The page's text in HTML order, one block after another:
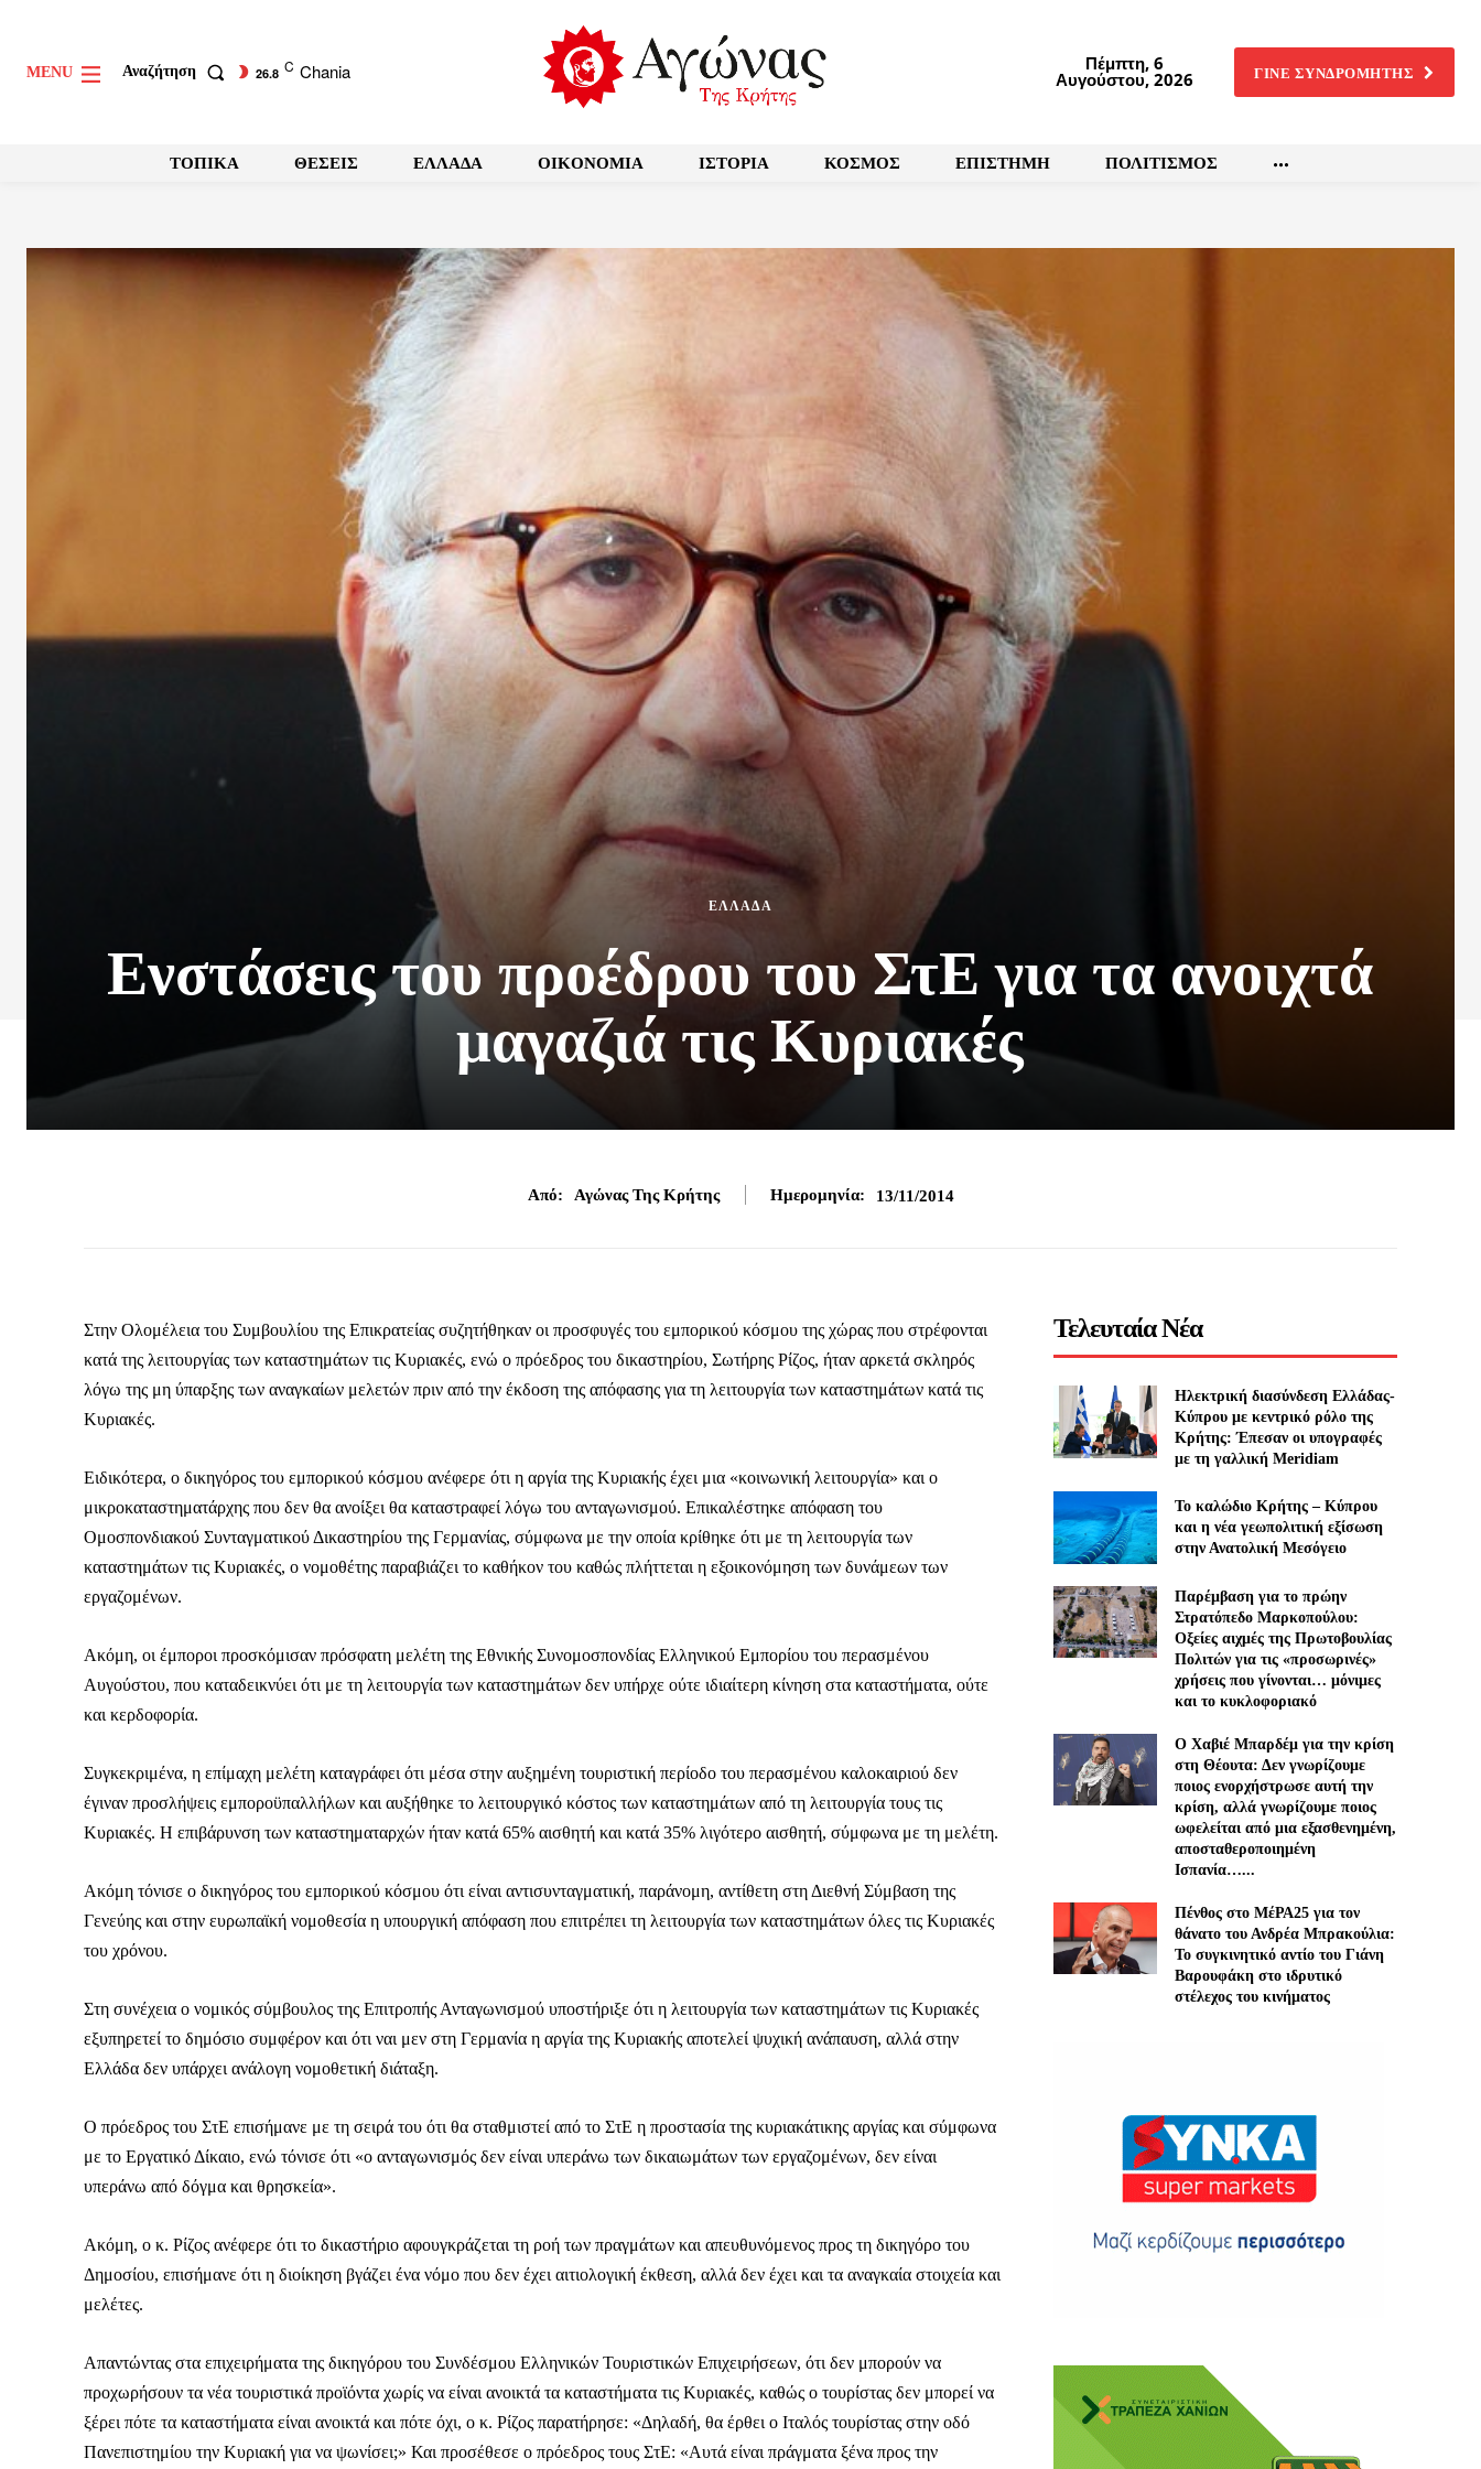
Καθημερινή Μαχητική
ΕΓΓΡΑΦΕΙΤΕ
Αγώνας της Κρήτης
MENU Αναζήτηση 26.8 C Chania Πέμπτη, 6
Αυγούστου, 2026 ΓΙΝΕ ΣΥΝΔΡΟΜΗΤΗΣ
ΤΟΠΙΚΑ ΘΕΣΕΙΣ ΕΛΛΑΔΑ OIKONOMIA ΙΣΤΟΡΙΑ ΚΟΣΜΟΣ ΕΠΙΣΤΗΜΗ ΠΟΛΙΤΙΣΜΟΣ
ΕΛΛΑΔΑ
Ενστάσεις του προέδρου του ΣτΕ για τα ανοιχτά
μαγαζιά τις Κυριακές
Από: Αγώνας Της Κρήτης Ημερομηνία: 13/11/2014
Στην Ολομέλεια του Συμβουλίου της Επικρατείας συζητήθηκαν οι προσφυγές του εμπορικού κόσμου της χώρας που στρέφονται
κατά της λειτουργίας των καταστημάτων τις Κυριακές, ενώ ο πρόεδρος του δικαστηρίου, Σωτήρης Ρίζος, ήταν αρκετά σκληρός
λόγω της μη ύπαρξης των αναγκαίων μελετών πριν από την έκδοση της απόφασης για τη λειτουργία των καταστημάτων κατά τις
Κυριακές.
Ειδικότερα, ο δικηγόρος του εμπορικού κόσμου ανέφερε ότι η αργία της Κυριακής έχει μια «κοινωνική λειτουργία» και ο
μικροκαταστηματάρχης που δεν θα ανοίξει θα καταστραφεί λόγω του ανταγωνισμού. Επικαλέστηκε απόφαση του
Ομοσπονδιακού Συνταγματικού Δικαστηρίου της Γερμανίας, σύμφωνα με την οποία κρίθηκε ότι με τη λειτουργία των
καταστημάτων τις Κυριακές, ο νομοθέτης παραβιάζει το καθήκον του καθώς πλήττεται η εξοικονόμηση των δυνάμεων των
εργαζομένων.
Ακόμη, οι έμποροι προσκόμισαν πρόσφατη μελέτη της Εθνικής Συνομοσπονδίας Ελληνικού Εμπορίου του περασμένου
Αυγούστου, που καταδεικνύει ότι με τη λειτουργία των καταστημάτων δεν υπήρχε ούτε ιδιαίτερη κίνηση στα καταστήματα, ούτε
και κερδοφορία.
Συγκεκριμένα, η επίμαχη μελέτη καταγράφει ότι μέσα στην αυξημένη τουριστική περίοδο του περασμένου καλοκαιριού δεν
έγιναν προσλήψεις εμποροϋπαλλήλων και αυξήθηκε το λειτουργικό κόστος των καταστημάτων από τη λειτουργία τους τις
Κυριακές. Η επιβάρυνση των καταστηματαρχών ήταν κατά 65% αισθητή και κατά 35% λιγότερο αισθητή, σύμφωνα με τη μελέτη.
Ακόμη τόνισε ο δικηγόρος του εμπορικού κόσμου ότι είναι αντισυνταγματική, παράνομη, αντίθετη στη Διεθνή Σύμβαση της
Γενεύης και στην ευρωπαϊκή νομοθεσία η υπουργική απόφαση που επιτρέπει τη λειτουργία των καταστημάτων όλες τις Κυριακές
του χρόνου.
Στη συνέχεια ο νομικός σύμβουλος της Επιτροπής Ανταγωνισμού υποστήριξε ότι η λειτουργία των καταστημάτων τις Κυριακές
εξυπηρετεί το δημόσιο συμφέρον και ότι ναι μεν στη Γερμανία η αργία της Κυριακής αποτελεί ψυχική ανάπαυση, αλλά στην
Ελλάδα δεν υπάρχει ανάλογη νομοθετική διάταξη.
Ο πρόεδρος του ΣτΕ επισήμανε με τη σειρά του ότι θα σταθμιστεί από το ΣτΕ η προστασία της κυριακάτικης αργίας και σύμφωνα
με το Εργατικό Δίκαιο, ενώ τόνισε ότι «ο ανταγωνισμός δεν είναι υπεράνω των δικαιωμάτων των εργαζομένων, δεν είναι
υπεράνω από δόγμα και θρησκεία».
Ακόμη, ο κ. Ρίζος ανέφερε ότι το δικαστήριο αφουγκράζεται τη ροή των πραγμάτων και απευθυνόμενος προς τη δικηγόρο του
Δημοσίου, επισήμανε ότι η διοίκηση βγάζει ένα νόμο που δεν έχει αιτιολογική έκθεση, αλλά δεν έχει και τα αναγκαία στοιχεία και
μελέτες.
Απαντώντας στα επιχειρήματα της δικηγόρου του Συνδέσμου Ελληνικών Τουριστικών Επιχειρήσεων, ότι δεν μπορούν να
προχωρήσουν τα νέα τουριστικά προϊόντα χωρίς να είναι ανοικτά τα καταστήματα τις Κυριακές, καθώς ο τουρίστας δεν μπορεί να
ξέρει πότε τα καταστήματα είναι ανοικτά και πότε όχι, ο κ. Ρίζος παρατήρησε: «Δηλαδή, θα έρθει ο Ιταλός τουρίστας στην οδό
Πανεπιστημίου την Κυριακή για να ψωνίσει;» Και προσέθεσε ο πρόεδρος τους ΣτΕ: «Αυτά είναι πράγματα ξένα προς την
Τελευταία Νέα
Ηλεκτρική διασύνδεση Ελλάδας-
Κύπρου με κεντρικό ρόλο της
Κρήτης: Έπεσαν οι υπογραφές
με τη γαλλική Meridiam
Το καλώδιο Κρήτης – Κύπρου
και η νέα γεωπολιτική εξίσωση
στην Ανατολική Μεσόγειο
Παρέμβαση για το πρώην
Στρατόπεδο Μαρκοπούλου:
Οξείες αιχμές της Πρωτοβουλίας
Πολιτών για τις «προσωρινές»
χρήσεις που γίνονται… μόνιμες
και το κυκλοφοριακό
Ο Χαβιέ Μπαρδέμ για την κρίση
στη Θέουτα: Δεν γνωρίζουμε
ποιος ενορχήστρωσε αυτή την
κρίση, αλλά γνωρίζουμε ποιος
ωφελείται από μια εξασθενημένη,
αποσταθεροποιημένη
Ισπανία…...
Πένθος στο ΜέΡΑ25 για τον
θάνατο του Ανδρέα Μπρακούλια:
Το συγκινητικό αντίο του Γιάνη
Βαρουφάκη στο ιδρυτικό
στέλεχος του κινήματος